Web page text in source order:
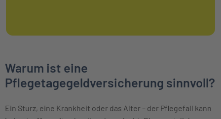
Warum ist eine
Pflegetagegeldversicherung sinnvoll?
Ein Sturz, eine Krankheit oder das Alter – der Pflegefall kann